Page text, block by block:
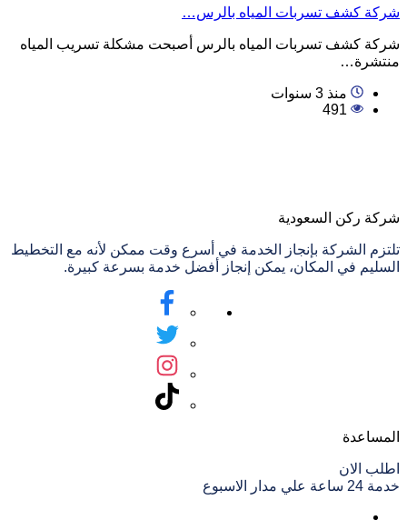
شركة كشف تسربات المياه بالرس…
شركة كشف تسربات المياه بالرس أصبحت مشكلة تسريب المياه
منتشرة…
منذ 3 سنوات
491
شركة ركن السعودية
تلتزم الشركة بإنجاز الخدمة في أسرع وقت ممكن لأنه مع التخطيط
السليم في المكان، يمكن إنجاز أفضل خدمة بسرعة كبيرة.
المساعدة
اطلب الان
خدمة 24 ساعة علي مدار الاسبوع